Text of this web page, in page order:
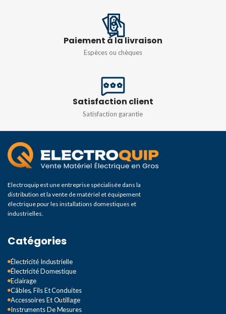
4 modulesPaiement à la livraison
Espèces ou chèques
Satisfaction client
Satisfaction garantie
Electroquip est une entreprise spécialisée dans la
distribution et la vente de matériel et équipement
électrique pour les installations domestiques et
industrielles.
Catégories
Électricité Industrielle
Électricité Domestique
Eclairage
Câbles, Fils Et Conduites
Accessoires Et Outillage
Instruments De Mesures